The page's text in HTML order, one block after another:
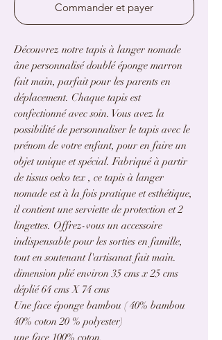
Commander et payer
Découvrez notre tapis à langer nomade
âne personnalisé doublé éponge marron
fait main, parfait pour les parents en
déplacement. Chaque tapis est
confectionné avec soin. Vous avez la
possibilité de personnaliser le tapis avec le
prénom de votre enfant, pour en faire un
objet unique et spécial. Fabriqué à partir
de tissus oeko tex , ce tapis à langer
nomade est à la fois pratique et esthétique,
il contient une serviette de protection et 2
lingettes. Offrez-vous un accessoire
indispensable pour les sorties en famille,
tout en soutenant l'artisanat fait main.
dimension plié environ 35 cms x 25 cms
déplié 64 cms X 74 cms
Une face éponge bambou ( 40% bambou
40% coton 20 % polyester)
une face 100% coton.